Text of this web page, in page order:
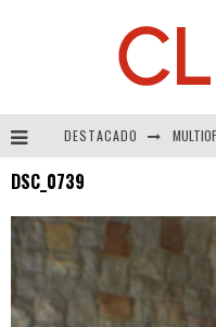
DESTACADO
DSC_0739